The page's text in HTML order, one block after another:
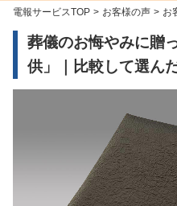
電報サービスTOP > お客様の声 > お
葬儀のお悔やみに贈
供」｜比較して選ん